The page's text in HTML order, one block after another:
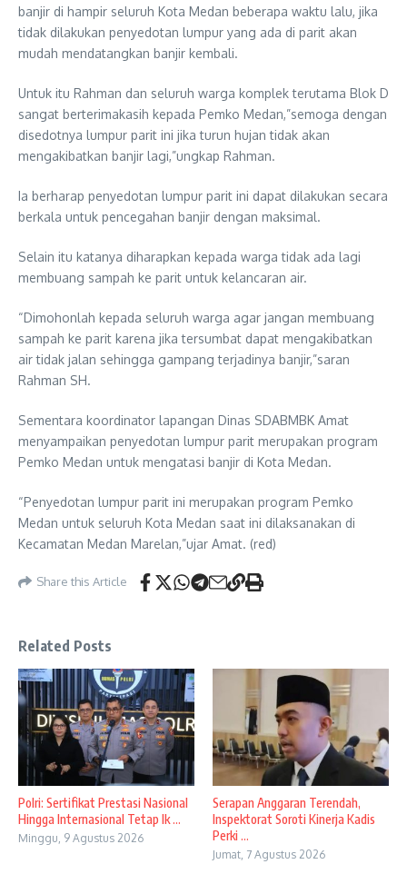
banjir di hampir seluruh Kota Medan beberapa waktu lalu, jika
tidak dilakukan penyedotan lumpur yang ada di parit akan
mudah mendatangkan banjir kembali.
Untuk itu Rahman dan seluruh warga komplek terutama Blok D
sangat berterimakasih kepada Pemko Medan,”semoga dengan
disedotnya lumpur parit ini jika turun hujan tidak akan
mengakibatkan banjir lagi,”ungkap Rahman.
Ia berharap penyedotan lumpur parit ini dapat dilakukan secara
berkala untuk pencegahan banjir dengan maksimal.
Selain itu katanya diharapkan kepada warga tidak ada lagi
membuang sampah ke parit untuk kelancaran air.
“Dimohonlah kepada seluruh warga agar jangan membuang
sampah ke parit karena jika tersumbat dapat mengakibatkan
air tidak jalan sehingga gampang terjadinya banjir,”saran
Rahman SH.
Sementara koordinator lapangan Dinas SDABMBK Amat
menyampaikan penyedotan lumpur parit merupakan program
Pemko Medan untuk mengatasi banjir di Kota Medan.
“Penyedotan lumpur parit ini merupakan program Pemko
Medan untuk seluruh Kota Medan saat ini dilaksanakan di
Kecamatan Medan Marelan,”ujar Amat. (red)
Share this Article
Related Posts
Polri: Sertifikat Prestasi Nasional
Hingga Internasional Tetap Ik ...
Minggu, 9 Agustus 2026
Serapan Anggaran Terendah,
Inspektorat Soroti Kinerja Kadis
Perki ...
Jumat, 7 Agustus 2026